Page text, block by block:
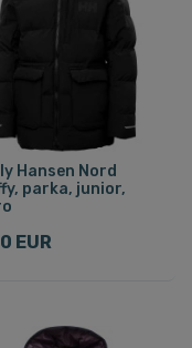
Hansen Nord
parka, junior,
EUR